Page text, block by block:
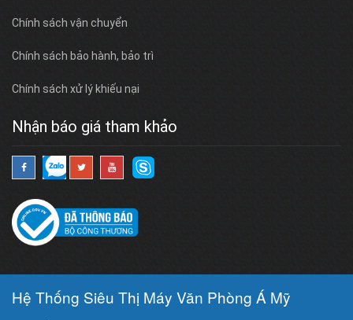
Chính sách vận chuyển
Chính sách bảo hành, bảo trì
Chính sách xử lý khiếu nại
Nhận báo giá tham khảo
Hệ Thống Siêu Thị Máy Văn Phòng Á Mỹ